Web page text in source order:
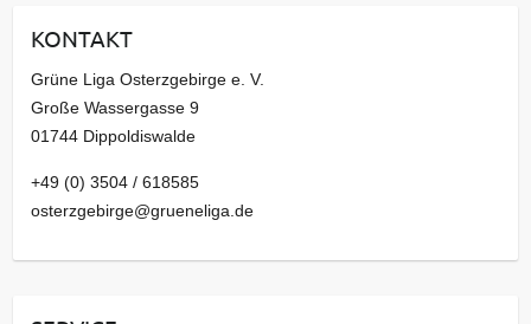
v
KONTAKT
Grüne Liga Osterzgebirge e. V.
Große Wassergasse 9
01744 Dippoldiswalde
+49 (0) 3504 / 618585
osterzgebirge@grueneliga.de